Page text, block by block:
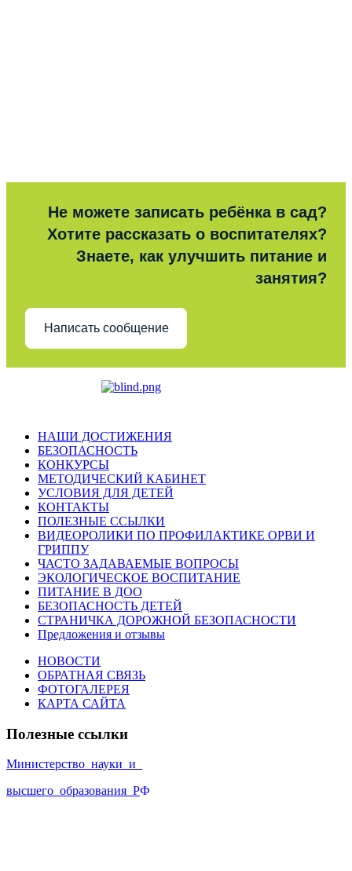
Не можете записать ребёнка в сад?
Хотите рассказать о воспитателях?
Знаете, как улучшить питание и
занятия?
Написать сообщение
НАШИ ДОСТИЖЕНИЯ
БЕЗОПАСНОСТЬ
КОНКУРСЫ
МЕТОДИЧЕСКИЙ КАБИНЕТ
УСЛОВИЯ ДЛЯ ДЕТЕЙ
КОНТАКТЫ
ПОЛЕЗНЫЕ ССЫЛКИ
ВИДЕОРОЛИКИ ПО ПРОФИЛАКТИКЕ ОРВИ И
ГРИППУ
ЧАСТО ЗАДАВАЕМЫЕ ВОПРОСЫ
ЭКОЛОГИЧЕСКОЕ ВОСПИТАНИЕ
ПИТАНИЕ В ДОО
БЕЗОПАСНОСТЬ ДЕТЕЙ
СТРАНИЧКА ДОРОЖНОЙ БЕЗОПАСНОСТИ
Предложения и отзывы
НОВОСТИ
ОБРАТНАЯ СВЯЗЬ
ФОТОГАЛЕРЕЯ
КАРТА САЙТА
Полезные ссылки
Министерство_науки_и_
высшего_образования_РФ